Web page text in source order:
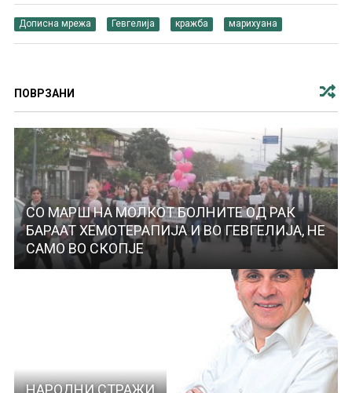
Дописна мрежа Гевгелија кражба марихуана
ПОВРЗАНИ
СО МАРШ НА МОЛКОТ БОЛНИТЕ ОД РАК
БАРААТ ХЕМОТЕРАПИЈА И ВО ГЕВГЕЛИЈА, НЕ
САМО ВО СКОПЈЕ
НАРОДНИ СТРАЖИ